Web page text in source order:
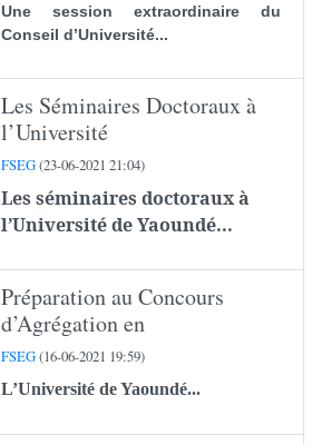
Une session extraordinaire du
Conseil d’Université...
Les Séminaires Doctoraux à
l’Université
FSEG(23-06-2021 21:04)
Les séminaires doctoraux à
l’Université de Yaoundé...
Préparation au Concours
d’Agrégation en
FSEG(16-06-2021 19:59)
L’Université de Yaoundé...